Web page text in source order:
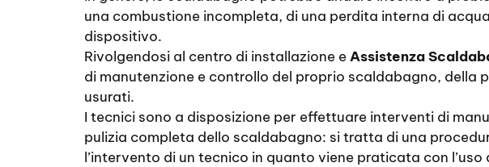
una combustione incompleta, di una perdita interna di
dispositivo.
Rivolgendosi al centro di installazione eAssistenza
di manutenzione e controllo del proprio scaldabagno, della
usurati.
I tecnici sono a disposizione per effettuare interventi di
pulizia completa dello scaldabagno: si tratta di una
l’intervento di un tecnico in quanto viene praticata con